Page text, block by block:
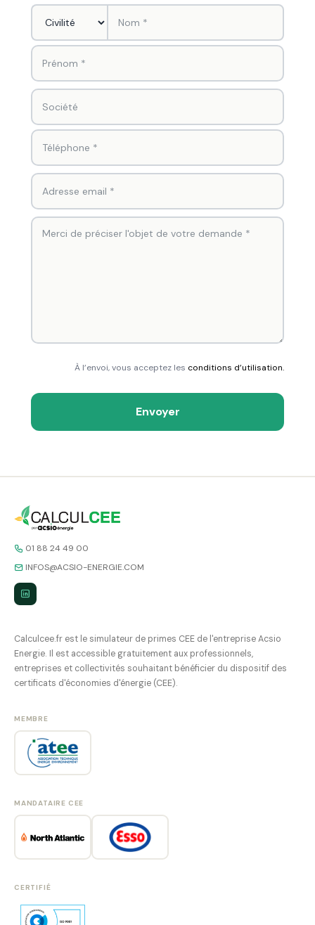
À l’envoi, vous acceptez les conditions d’utilisation.
Envoyer
01 88 24 49 00
INFOS@ACSIO-ENERGIE.COM
Calculcee.fr est le simulateur de primes CEE de l'entreprise Acsio
Energie. Il est accessible gratuitement aux professionnels,
entreprises et collectivités souhaitant bénéficier du dispositif des
certificats d'économies d'énergie (CEE).
MEMBRE
MANDATAIRE CEE
CERTIFIÉ